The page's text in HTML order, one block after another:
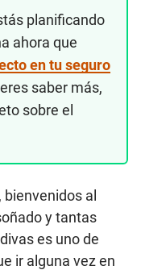
planificando
ahora que
en tu seguro
saber más,
sobre el
al
y tantas
es uno de
ir alguna vez en